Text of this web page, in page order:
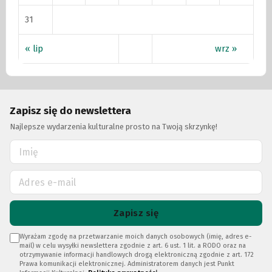
« lip wrz »
31
Zapisz się do newslettera
Najlepsze wydarzenia kulturalne prosto na Twoją skrzynkę!
Zapisz się
Wyrażam zgodę na przetwarzanie moich danych osobowych (imię, adres e-
mail) w celu wysyłki newslettera zgodnie z art. 6 ust. 1 lit. a RODO oraz na
otrzymywanie informacji handlowych drogą elektroniczną zgodnie z art. 172
Prawa komunikacji elektronicznej. Administratorem danych jest Punkt